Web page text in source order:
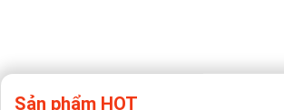
Sản phẩm HOT